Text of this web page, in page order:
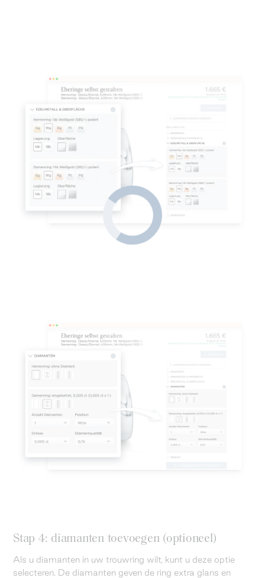
Stap 4: diamanten toevoegen (optioneel)
Als u diamanten in uw trouwring wilt, kunt u deze optie
selecteren. De diamanten geven de ring extra glans en